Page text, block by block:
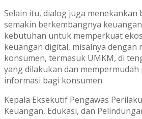
Selain itu, dialog juga menekankan
semakin berkembangnya
kebutuhan untuk memperkuat
keuangan digital, misalnya dengan
konsumen, termasuk UMKM, di
yang dilakukan dan mempermudah
informasi bagi konsumen.
Kepala Eksekutif Pengawas
Keuangan, Edukasi, dan